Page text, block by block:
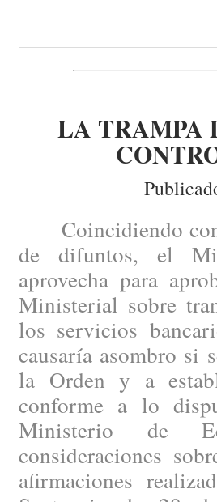
LA TRAMPA
Coincidiendo con
de difuntos, el
aprovecha para
Ministerial sobre
los servicios
causaría asombro si
la Orden y a
conforme a lo
Ministerio de
consideraciones
afirmaciones